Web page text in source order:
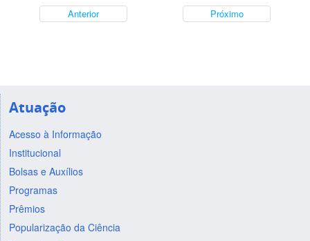
Anterior Próximo
Atuação
Acesso à Informação
Institucional
Bolsas e Auxílios
Programas
Prêmios
Popularização da Ciência